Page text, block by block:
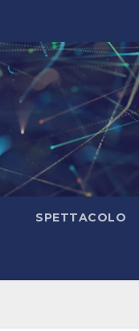
SPETTACOLO